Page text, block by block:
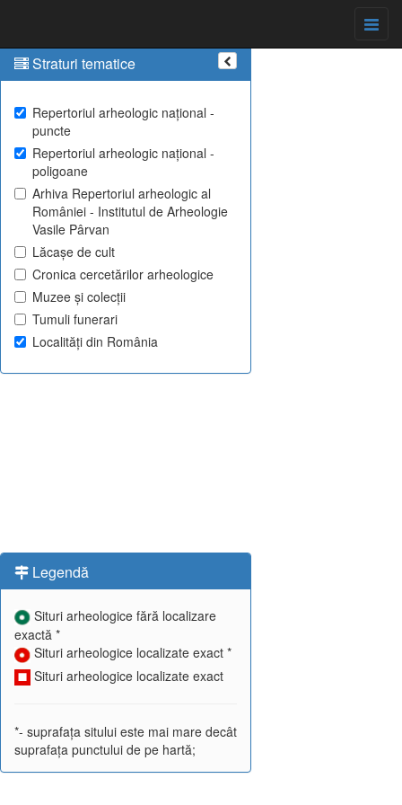
Straturi tematice
Repertoriul arheologic național -
puncte
Repertoriul arheologic național -
poligoane
Arhiva Repertoriul arheologic al
României - Institutul de Arheologie
Vasile Pârvan
Lăcașe de cult
Cronica cercetărilor arheologice
Muzee și colecții
Tumuli funerari
Localități din România
Legendă
Situri arheologice fără localizare
exactă *
Situri arheologice localizate exact *
Situri arheologice localizate exact
*- suprafața sitului este mai mare decât
suprafața punctului de pe hartă;